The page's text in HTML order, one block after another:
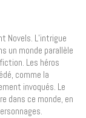
Novels. L’intrigue
un monde parallèle
Les héros
comme la
invoqués. Le
dans ce monde, en